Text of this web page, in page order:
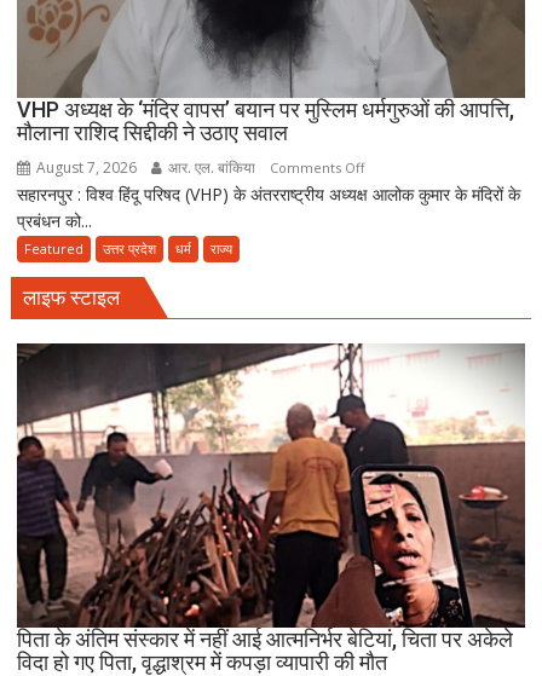
उलेमा
VHP अध्यक्ष के ‘मंदिर वापस’ बयान पर मुस्लिम धर्मगुरुओं की आपत्ति,
मौलाना राशिद सिद्दीकी ने उठाए सवाल
August 7, 2026 आर. एल. बांकिया Comments Offon
VHP
धर्मगुरुओं
की
मौलाना
राशिद
सिद्दीकी
ने
उठाए
सवाल
सहारनपुर : विश्व हिंदू परिषद (VHP) के अंतरराष्ट्रीय अध्यक्ष आलोक कुमार के मंदिरों के
प्रबंधन को...
Featured उत्तर प्रदेश धर्म राज्य
लाइफ स्टाइल
पिता के अंतिम संस्कार में नहीं आई आत्मनिर्भर बेटियां, चिता पर अकेले
विदा हो गए पिता, वृद्धाश्रम में कपड़ा व्यापारी की मौत